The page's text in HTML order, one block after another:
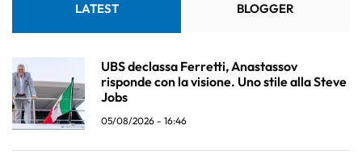
LATEST BLOGGER
UBS declassa Ferretti, Anastassov
risponde con la visione. Uno stile alla Steve
Jobs
05/08/2026 - 16:46